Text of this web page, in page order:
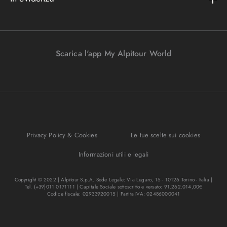
Convenzioni
Viaggi Incentive
I nostri partners
Viaggi di nozze
Destinazione cambiamento
Scarica l'app My Alpitour World
Privacy Policy & Cookies
Le tue scelte sui cookies
Informazioni utili e legali
Copyright © 2022 | Alpitour S.p.A. Sede Legale: Via Lugaro, 15 - 10126 Torino - Italia |
Tel. (+39)011.0171111 | Capitale Sociale sottoscritto e versato: 91.262.014,00€
Codice fiscale: 02933920015 | Partita IVA: 02486000041